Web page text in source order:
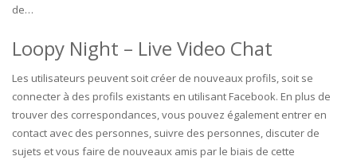
de…
Loopy Night – Live Video Chat
Les utilisateurs peuvent soit créer de nouveaux profils, soit se
connecter à des profils existants en utilisant Facebook. En plus de
trouver des correspondances, vous pouvez également entrer en
contact avec des personnes, suivre des personnes, discuter de
sujets et vous faire de nouveaux amis par le biais de cette